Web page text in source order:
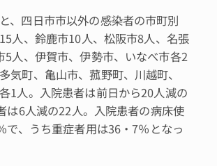
、四日市市以外の感染者の市町別
人、鈴鹿市10人、松阪市8人、名張
5人、伊賀市、伊勢市、いなべ市各2
気町、亀山市、菰野町、川越町、
1人。入院患者は前日から20人減の
は6人減の22人。入院患者の病床使
で、うち重症者用は36・7％となっ